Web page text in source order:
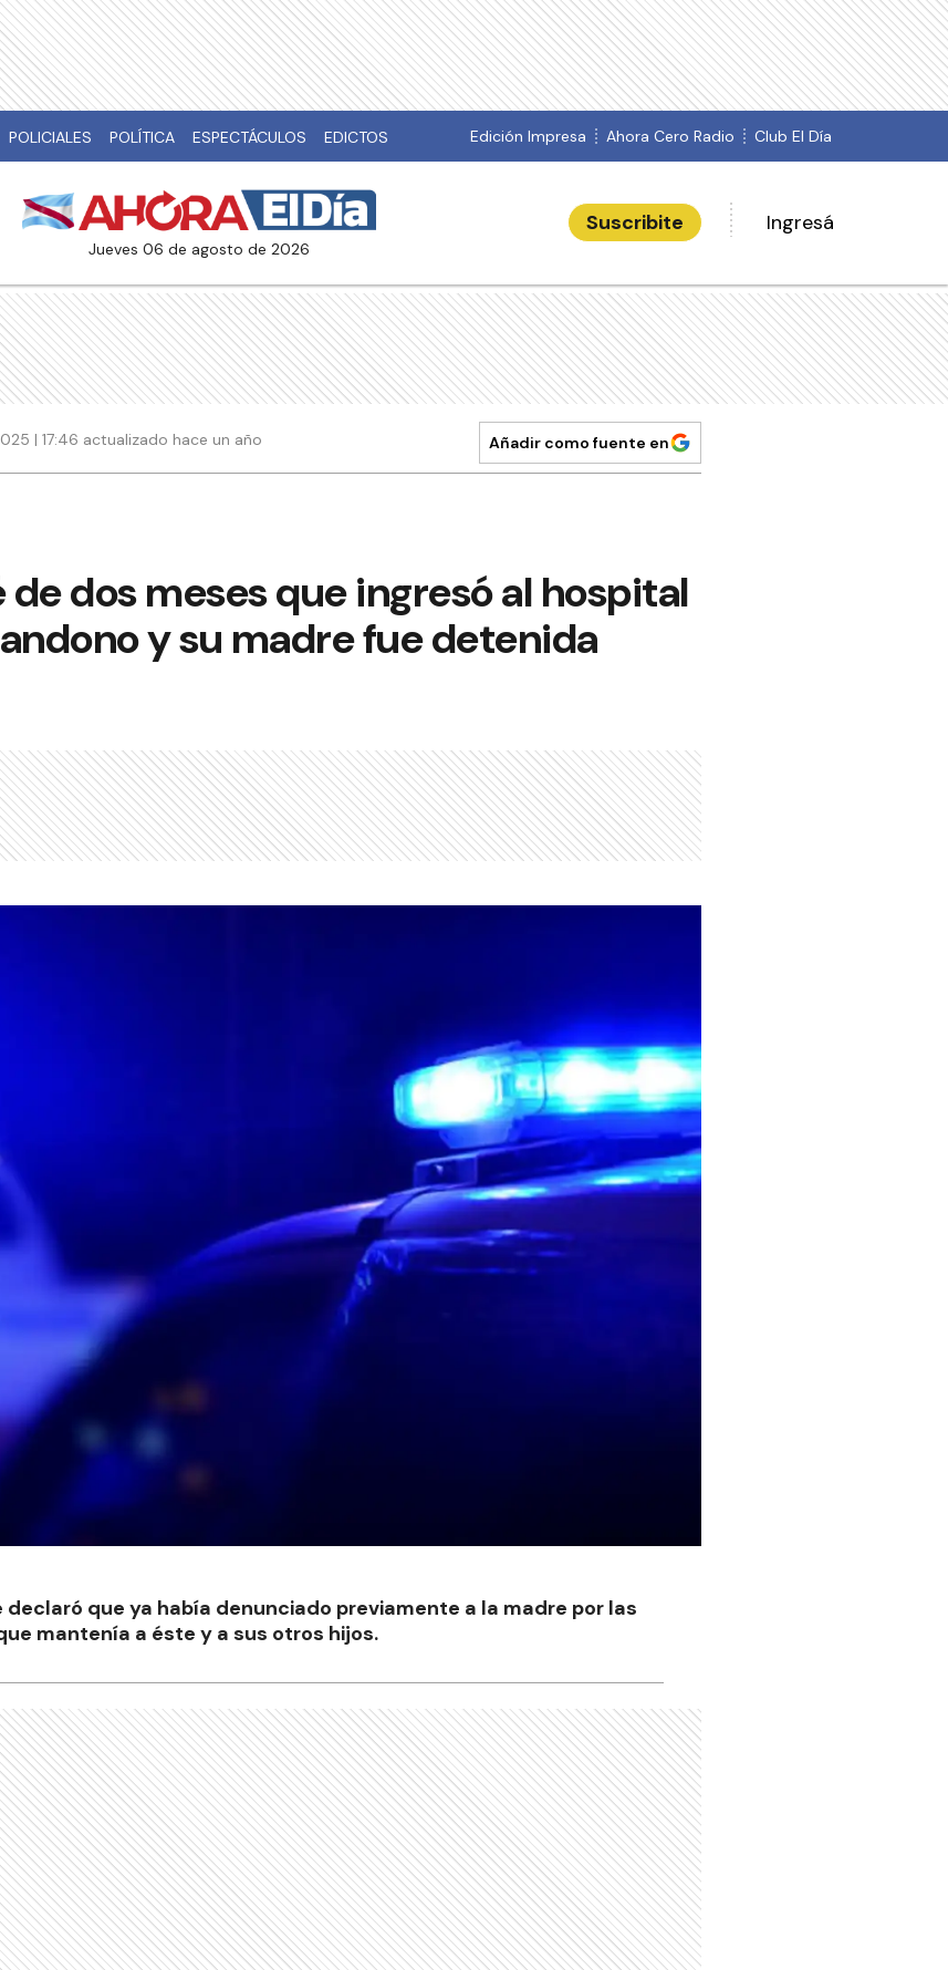
POLICIALES POLÍTICA ESPECTÁCULOS EDICTOS Edición Impresa Ahora Cero Radio Club El Día
jueves 06 de agosto de 2026
Suscribite Ingresá
| 17:46 actualizado hace un año Añadir como fuente en
de dos meses que ingresó al hospital
y su madre fue detenida
declaró que ya había denunciado previamente a la madre por las
mantenía a éste y a sus otros hijos.